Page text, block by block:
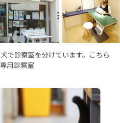
で診察室を分けています。こちら
用診察室